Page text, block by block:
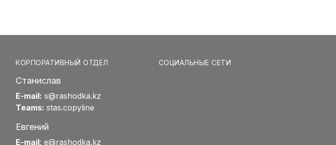
КОРПОРАТИВНЫЙ ОТДЕЛ
Станислав
E-mail: s@rashodka.kz
Teams: stas.copyline
Евгений
E-mail: e@rashodka.kz
СОЦИАЛЬНЫЕ СЕТИ